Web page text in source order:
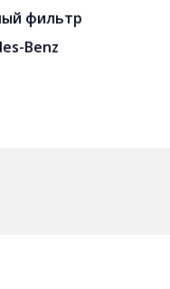
фильтр
Benz